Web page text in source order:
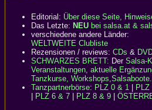
Editorial: Über diese Seite,
Das Letzte: NEU bei salsa.at &
verschiedene andere Länder:
WELTWEITE Clubliste
Rezensionen / reviews: CDs &
SCHWARZES BRETT: Der Salsa-
Veranstaltungen, aktuelle
Tanzkurse,
Tanzpartnerbörse: PLZ 0 & 1
PLZ 6 & 7 PLZ 8 & 9